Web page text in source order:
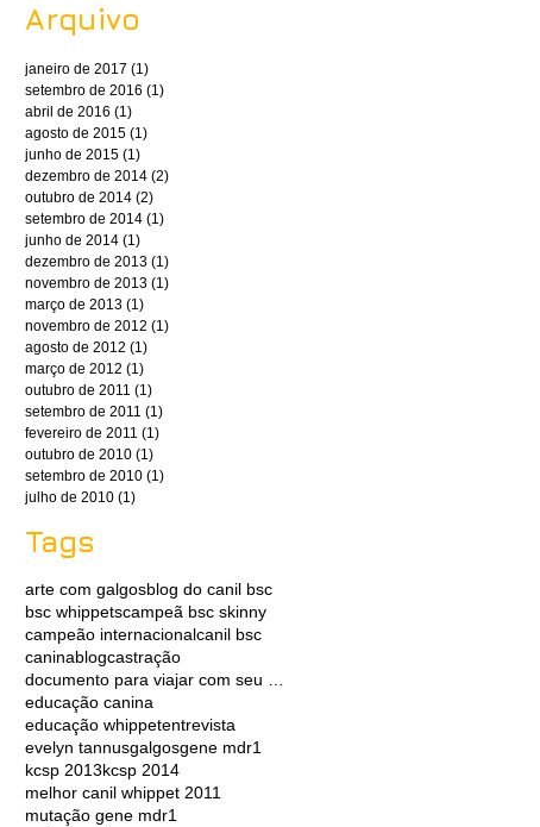
Arquivo
janeiro de 2017 (1)
setembro de 2016 (1)
abril de 2016 (1)
agosto de 2015 (1)
junho de 2015 (1)
dezembro de 2014 (2)
outubro de 2014 (2)
setembro de 2014 (1)
junho de 2014 (1)
dezembro de 2013 (1)
novembro de 2013 (1)
março de 2013 (1)
novembro de 2012 (1)
agosto de 2012 (1)
março de 2012 (1)
outubro de 2011 (1)
setembro de 2011 (1)
fevereiro de 2011 (1)
outubro de 2010 (1)
setembro de 2010 (1)
julho de 2010 (1)
Tags
arte com galgosblog do canil bsc
bsc whippetscampeã bsc skinny
campeão internacionalcanil bsc
caninablogcastração
educação canina
educação whippetentrevista
evelyn tannusgalgosgene mdr1
kcsp 2013kcsp 2014
melhor canil whippet 2011
mutação gene mdr1